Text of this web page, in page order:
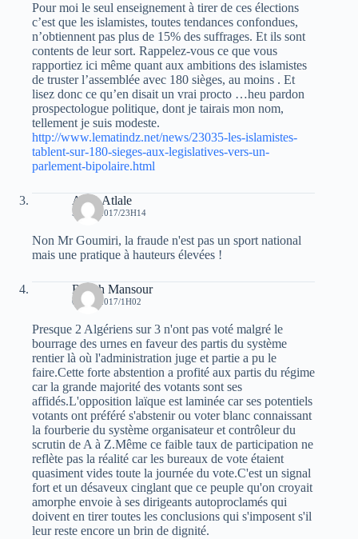
Pour moi le seul enseignement à tirer de ces élections
c’est que les islamistes, toutes tendances confondues,
n’obtiennent pas plus de 15% des suffrages. Et ils sont
contents de leur sort. Rappelez-vous ce que vous
rapportiez ici même quant aux ambitions des islamistes
de truster l’assemblée avec 180 sièges, au moins . Et
lisez donc ce qu’en disait un vrai procto …heu pardon
prospectologue politique, dont je tairais mon nom,
tellement je suis modeste.
http://www.lematindz.net/news/23035-les-islamistes-
tablent-sur-180-sieges-aux-legislatives-vers-un-
parlement-bipolaire.html
Atala Atlale
5 MAI 2017/23H14
Non Mr Goumiri, la fraude n'est pas un sport national
mais une pratique à hauteurs élevées !
Rabah Mansour
6 MAI 2017/1H02
Presque 2 Algériens sur 3 n'ont pas voté malgré le
bourrage des urnes en faveur des partis du système
rentier là où l'administration juge et partie a pu le
faire.Cette forte abstention a profité aux partis du régime
car la grande majorité des votants sont ses
affidés.L'opposition laïque est laminée car ses potentiels
votants ont préféré s'abstenir ou voter blanc connaissant
la fourberie du système organisateur et contrôleur du
scrutin de A à Z.Même ce faible taux de participation ne
reflète pas la réalité car les bureaux de vote étaient
quasiment vides toute la journée du vote.C'est un signal
fort et un désaveux cinglant que ce peuple qu'on croyait
amorphe envoie à ses dirigeants autoproclamés qui
doivent en tirer toutes les conclusions qui s'imposent s'il
leur reste encore un brin de dignité.